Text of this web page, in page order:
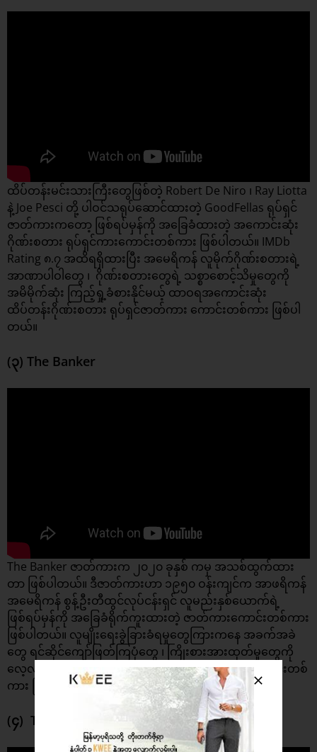
ထိပ်တန်းမင်းသားကြီးတွေဖြစ်တဲ့ Robert De Niro ၊ Ray Liotta
နဲ့ Joe Pesci တို့ ပါဝင်သရုပ်ဆောင်ထားတဲ့ GoodFellas ရုပ်ရှင်
ဇာတ်ကားကတော့ ဖြစ်ရပ်မှန်ကို အခြေခံထားတဲ့ အကောင်းဆုံး
ဂိုဏ်းစတား ရုပ်ရှင်ကားကောင်းတစ်ကား ဖြစ်ပါတယ်။ IMDb
Rating ၈.၇ အထိရရှိထားပြီး အမေရိကန် လူမိုက်ဂိုဏ်းစတားရဲ့
အာဏာပါဝါတွေ ၊ ဂိုဏ်းစတားတွေရဲ့ သစ္စာစောင့်သိမှုတွေကို
အမိမိုက်ဆုံး ကြည့်ရှု့ခံစားနိုင်မယ့် ထာဝရအကောင်းဆုံး
ထိပ်တန်းဂိုဏ်းစတား ရုပ်ရှင်ဇာတ်ကား ကောင်းတစ်ကား ဖြစ်ပါ
တယ်။
(၃) The Banker
The Banker ဇာတ်ကားက ၂၀၂၀ ခုနှစ် ကမှ အသစ်ထွက်ထား
တာ ဖြစ်ပါတယ်။ ဒီဇာတ်ကားဟာ ၁၉၅၀ ဝန်းကျင်က အာဖရိကန်
အမေရိကန် စွန့်ဦးတီထွင်လုပ်ငန်းရှင် လူမည်းနှစ်ယောက်ရဲ့
ဖြစ်ရပ်မှန်ကို အခြေခံရိုက်ကူးထားတဲ့ ဇာတ်ကားကောင်းတစ်ကား
ဖြစ်ပါတယ်။ လူမျိုးရေးခွဲခြားခံရမှုတွေကြားကနေ အခက်အခဲ
တွေ ရင်ဆိုင်ကျော်ဖြတ်ကြပုံတွေ ၊ ကြိုးစားအားထုတ်မှုတွေကို
လေ့လာအတုယူဖွယ် ကြည့်ရှုရမယ့် ရုပ်ရှင်ဇာတ်ကားကောင်းတစ်
ကား ဖြစ်ပါတယ်။
(၄) The Gentlemen